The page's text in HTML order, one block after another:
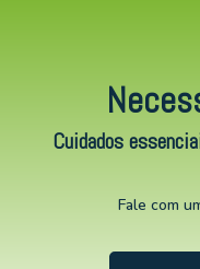
Cuidados
Fale com